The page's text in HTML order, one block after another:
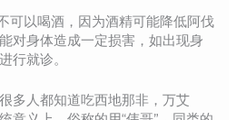
可以喝酒，因为酒精可能降低阿伐
对身体造成一定损害，如出现身
行就诊。
多人都知道吃西地那非，万艾